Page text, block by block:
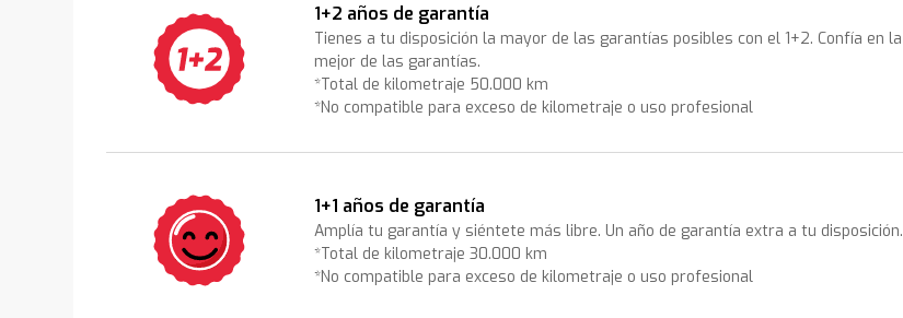
1+2 años de garantía
Tienes a tu disposición la mayor de las garantías posibles con el 1+2. Confía en la
mejor de las garantías.
*Total de kilometraje 50.000 km
*No compatible para exceso de kilometraje o uso profesional
1+1 años de garantía
Amplía tu garantía y siéntete más libre. Un año de garantía extra a tu disposición.
*Total de kilometraje 30.000 km
*No compatible para exceso de kilometraje o uso profesional